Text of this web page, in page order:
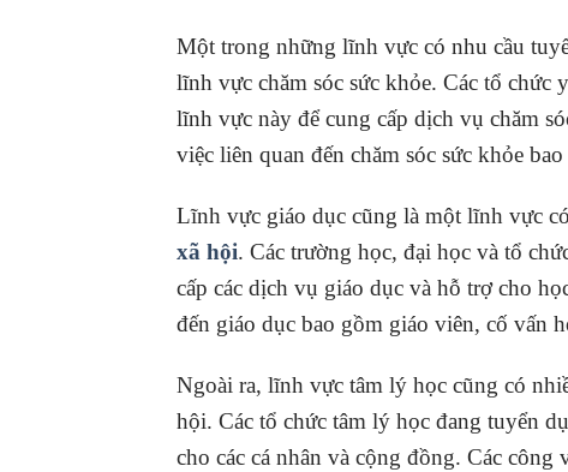
Một trong những lĩnh vực có nhu cầu
lĩnh vực chăm sóc sức khỏe. Các tổ
lĩnh vực này để cung cấp dịch vụ chăm
việc liên quan đến chăm sóc sức khỏe
Lĩnh vực giáo dục cũng là một lĩnh vực
xã hội. Các trường học, đại học và tổ
cấp các dịch vụ giáo dục và hỗ trợ cho
đến giáo dục bao gồm giáo viên, cố vấn
Ngoài ra, lĩnh vực tâm lý học cũng có
hội. Các tổ chức tâm lý học đang tuyển
cho các cá nhân và cộng đồng. Các